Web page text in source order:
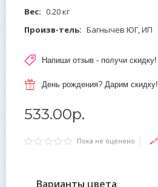
Вес: 0.20 кг
Произв-тель: Багнычев ЮГ, ИП
Напиши отзыв - получи скидку!
День рождения? Дарим скидку!
533.00р.
Пока не оценено
Варианты цвета